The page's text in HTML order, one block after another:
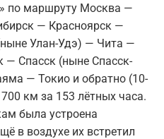
по маршруту Москва —
— Красноярск —
Улан-Удэ) — Чита —
— Спасск (ныне Спасск-
— Токио и обратно (10-
км за 153 лётных часа.
была устроена
в воздухе их встретил